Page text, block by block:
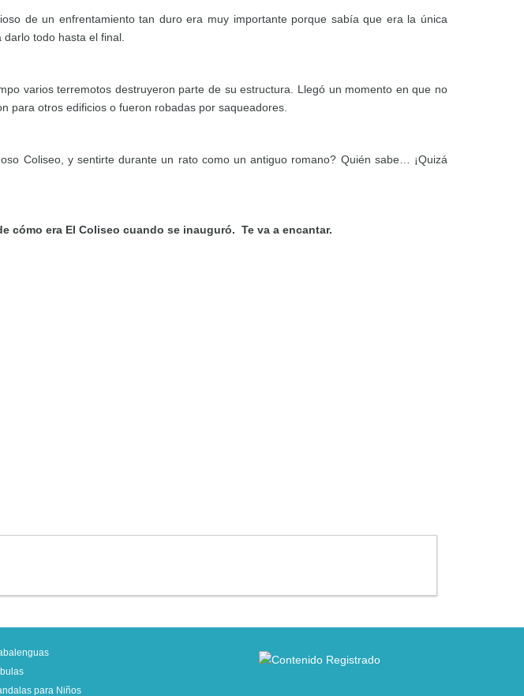
de un enfrentamiento tan duro era muy importante porque sabía que era la única
todo hasta el final.
varios terremotos destruyeron parte de su estructura. Llegó un momento en que no
para otros edificios o fueron robadas por saqueadores.
Coliseo, y sentirte durante un rato como un antiguo romano? Quién sabe… ¡Quizá
era El Coliseo cuando se inauguró. Te va a encantar.
para Niños